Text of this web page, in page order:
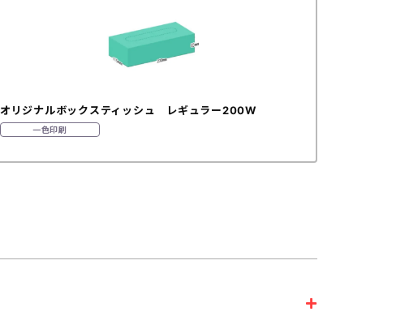
オリジナルボックスティッシュ レギュラー200W
一色印刷